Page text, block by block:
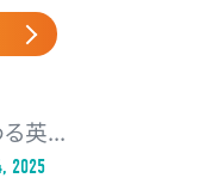
英...
2025